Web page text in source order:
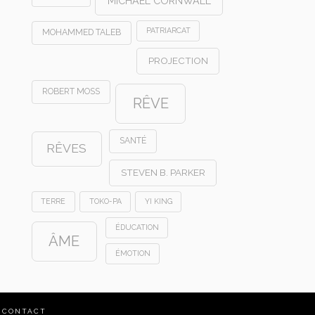
MOHAMMED TALEB PATRIARCAT
PROJECTION
ROBERT MOSS
RÊVE
RÊVES
SANTÉ
STEVEN B. PARKER
TERRE TOKO-PA YI KING
ÂME
ÉDUCATION
ÉMOTION
CONTACT